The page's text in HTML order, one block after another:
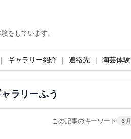
をしています。
ギャラリー紹介 連絡先 陶芸体験
ラリーふう
この記事のキーワード ６月